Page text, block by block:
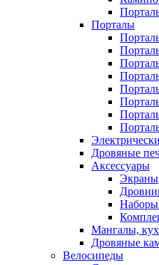
Порталы
Дровяные
Аксессуары
Экраны
Мангалы,
Дровяные
Велосипеды